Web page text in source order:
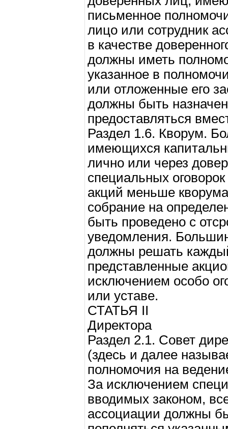
письменное
лицо или сотрудник
в качестве
должны иметь
указанное в
или отложенные его
должны быть
предоставляться
Раздел 1.6. Кворум.
имеющихся
лично или через
специальных
акций меньше
собрание на
быть проведено с
уведомления.
должны решать
представленные
исключением особо
или уставе.
СТАТЬЯ II
Директора
Раздел 2.1. Совет
(здесь и далее
полномочия на
За исключением
вводимых законом,
ассоциации должны